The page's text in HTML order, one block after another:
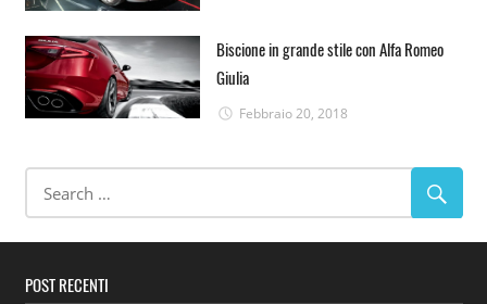
Biscione in grande stile con Alfa Romeo
Giulia
Febbraio 20, 2018
POST RECENTI